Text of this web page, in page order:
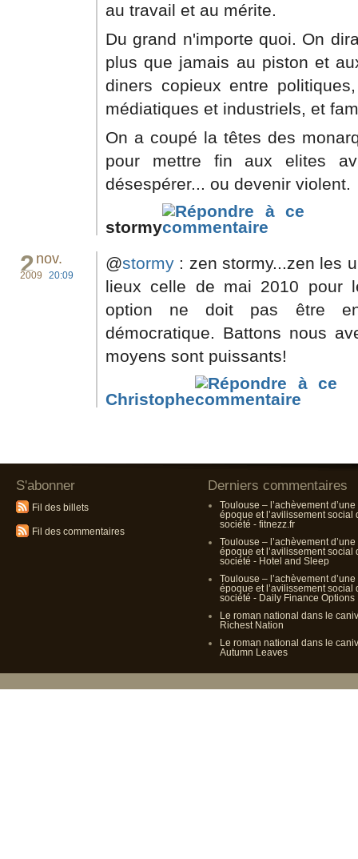
au travail et au mérite.
Du grand n'importe quoi. On
plus que jamais au piston et
diners copieux entre
médiatiques et industriels, et
On a coupé la têtes des
pour mettre fin aux elites
désespérer... ou devenir violent.
stormy
2nov.
2009 20:09
@stormy : zen stormy...zen les
lieux celle de mai 2010 pour
option ne doit pas être
démocratique. Battons nous
moyens sont puissants!
Christophe
S'abonner
Fil des billets
Fil des commentaires
Derniers commentaires
Toulouse – l’achèvement d’une
époque et l’avilissement social
société - fitnezz.fr
Toulouse – l’achèvement d’une
époque et l’avilissement social
société - Hotel and Sleep
Toulouse – l’achèvement d’une
époque et l’avilissement social
société - Daily Finance Options
Le roman national dans le
Richest Nation
Le roman national dans le
Autumn Leaves